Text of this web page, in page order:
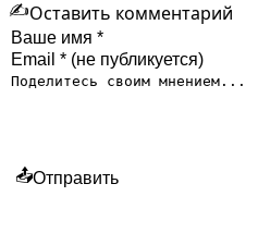
✍️Оставить комментарий
📤Отправить